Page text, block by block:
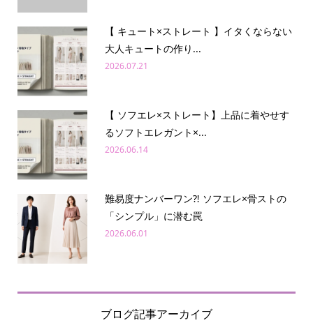
【 キュート×ストレート 】イタくならない
大人キュートの作り...
2026.07.21
【 ソフエレ×ストレート】上品に着やせす
るソフトエレガント×...
2026.06.14
難易度ナンバーワン⁈ ソフエレ×骨ストの
「シンプル」に潜む罠
2026.06.01
ブログ記事アーカイブ